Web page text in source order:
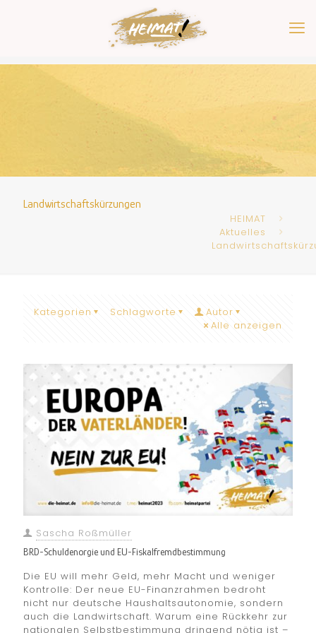
Landwirtschaftskürzungen
HEIMAT
Aktuelles
Kategorien Schlagworte
Autor
Alle anzeigen
Sascha Roßmüller
BRD-Schuldenorgie und EU-Fiskalfremdbestimmung
Die EU will mehr Geld, mehr Macht und weniger
Kontrolle: Der neue EU-Finanzrahmen bedroht
nicht nur deutsche Haushaltsautonomie, sondern
auch die Landwirtschaft. Warum eine Rückkehr zur
nationalen Selbstbestimmung dringend nötig ist –